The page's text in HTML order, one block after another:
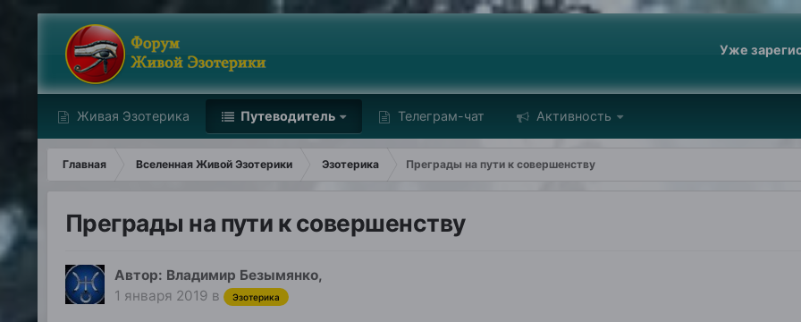
Уже
Живая Эзотерика Путеводитель Телеграм-чат Активность
Главная Вселенная Живой Эзотерики Эзотерика Преграды на пути к совершенству
Преграды на пути к совершенству
Автор: Владимир Безымянко,
1 января 2019 в Эзотерика